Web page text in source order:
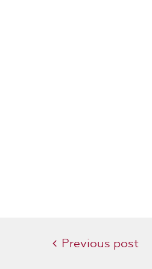
Previous post